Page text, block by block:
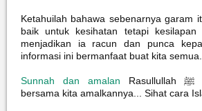
Ketahuilah bahawa sebenarnya garam
baik untuk kesihatan tetapi kesilapan
menjadikan ia racun dan punca
informasi ini bermanfaat buat kita semua.
Sunnah dan amalan Rasullullah ﷺ adalah yang terbaik,
bersama kita amalkannya... Sihat cara